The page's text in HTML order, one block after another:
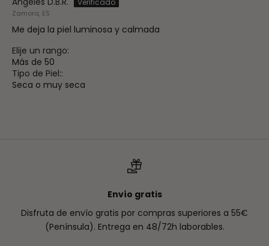
Zamora, ES
Me deja la piel luminosa y calmada
Elije un rango:
Más de 50
Tipo de Piel::
Seca o muy seca
Envío gratis
Disfruta de envío gratis por compras superiores a 55€
(Península). Entrega en 48/72h laborables.